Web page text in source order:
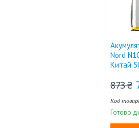
Nord
Китай
873 ₴
Готово